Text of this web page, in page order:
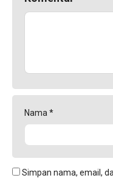
Nama *
Simpan nama, email,